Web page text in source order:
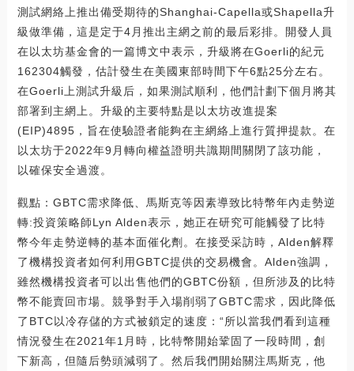
測試網絡上推出備受期待的Shanghai-Capella或Shapella升
級做準備，這是定于4月推出主網之前的最后彩排。開發人員
在以太坊基金會的一篇博文中表示，升級將在Goerli的紀元
162304觸發，估計發生在美國東部時間下午6點25分左右。
在Goerli上測試升級后，如果測試順利，他們計劃下個月將其
部署到主網上。升級的主要特點是以太坊改進提案
(EIP)4895，旨在使驗證者能夠在主網絡上進行質押提款。在
以太坊于2022年9月轉向權益證明共識期間關閉了該功能，
以確保安全過渡。
觀點：GBTC需求降低、馬斯克等因素導致比特幣年內走勢逆
轉:投資策略師Lyn Alden表示，她正在研究可能觸發了比特
幣今年走勢逆轉的基本面催化劑。在接受采訪時，Alden解釋
了機構投資者如何利用GBTC提供的交易機會。Alden強調，
雖然機構投資者可以出售他們的GBTC份額，但所涉及的比特
幣不能賣回市場。競爭對手入場削弱了GBTC需求，因此降低
了BTC以冷存儲的方式被鎖定的速度：“所以當我們看到這種
情況發生在2021年1月時，比特幣開始鞏固了一段時間，創
下新高，但隨后勢頭減弱了。然后我們開始關注馬斯克，他